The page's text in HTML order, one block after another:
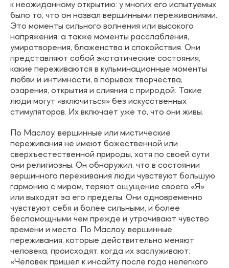
к неожиданному открытию: у многих его испытуемых
было то, что он назвал вершинными переживаниями.
Это моменты сильного волнения или высокого
напряжения, а также моменты расслабления,
умиротворения, блаженства и спокойствия. Они
представляют собой экстатические состояния,
какие переживаются в кульминационные моменты
любви и интимности, в порывах творчества,
озарения, открытия и слияния с природой. Такие
люди могут «включиться» без искусственных
стимуляторов. Их включает уже то, что они живы.
По Маслоу, вершинные или мистические
переживания не имеют божественной или
сверхъестественной природы, хотя по своей сути
они религиозны. Он обнаружил, что в состоянии
вершинного переживания люди чувствуют большую
гармонию с миром, теряют ощущение своего «Я»
или выходят за его пределы. Они одновременно
чувствуют себя и более сильными, и более
беспомощными чем прежде и утрачивают чувство
времени и места. По Маслоу, вершинные
переживания, которые действительно меняют
человека, происходят, когда их заслуживают:
«Человек пришел к инсайту после года нелегкого